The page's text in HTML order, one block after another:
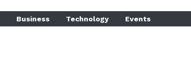
Business Technology Events